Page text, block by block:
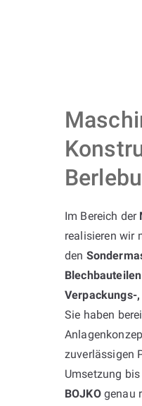
Im Bereich der
realisieren wir
den
Blechbauteilen
Verpackungs-
Sie haben
zuverlässigen
Umsetzung
BOJKOgenau